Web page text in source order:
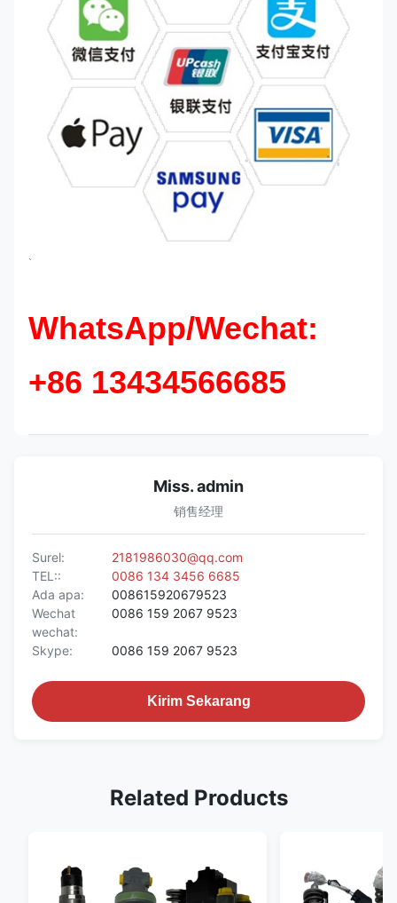
`
WhatsApp/Wechat:
+86 13434566685
Miss. admin
销售经理
Surel:
2181986030@qq.com
TEL::
0086 134 3456 6685
Ada apa:
008615920679523
Wechat
wechat:
0086 159 2067 9523
Skype: 0086 159 2067 9523
Kirim Sekarang
Related Products